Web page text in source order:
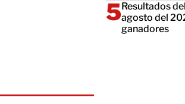
Resultados
agosto del
ganadores